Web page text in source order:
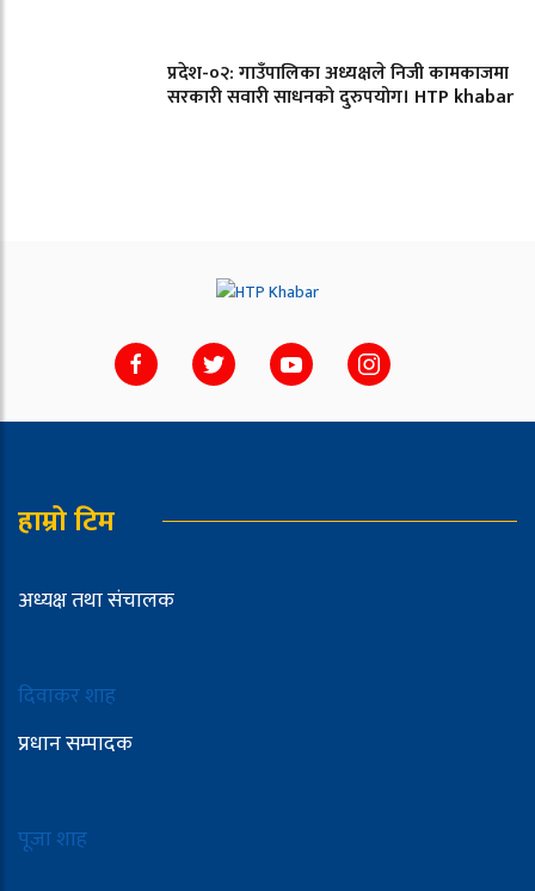
प्रदेश-०२: गाउँपालिका अध्यक्षले निजी कामकाजमा
सरकारी सवारी साधनको दुरुपयोग। HTP khabar
हाम्रो टिम
अध्यक्ष तथा संचालक
दिवाकर शाह
प्रधान सम्पादक
पूजा शाह